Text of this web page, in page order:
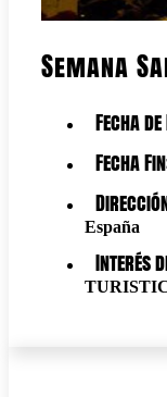
Semana
Fecha
Fecha
España
Interés